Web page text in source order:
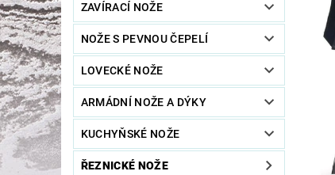
ZAVÍRACÍ NOŽE
NOŽE S PEVNOU ČEPELÍ
LOVECKÉ NOŽE
ARMÁDNÍ NOŽE A DÝKY
KUCHYŇSKÉ NOŽE
ŘEZNICKÉ NOŽE